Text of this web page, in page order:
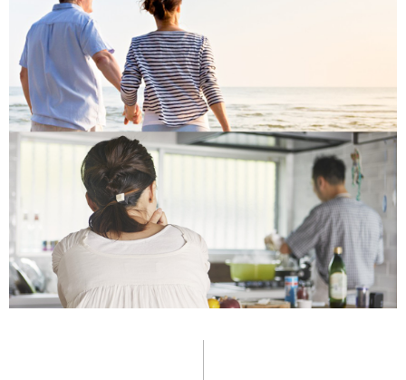
Tools
Simulation
つみたてシミュレーション
Assist
投信アシスト
Q&A
よくあるご質問